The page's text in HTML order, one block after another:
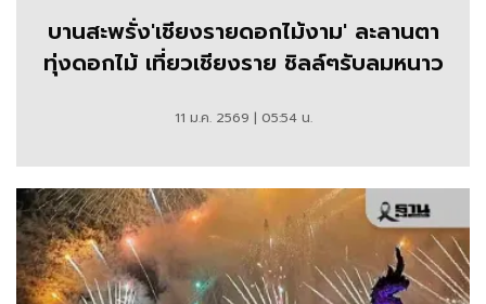
บานสะพรั่ง'เชียงรายดอกไม้งาม' ละลานตา
ทุ่งดอกไม้ เที่ยวเชียงราย ชิลล์ๆรับลมหนาว
11 ม.ค. 2569 | 05:54 น.